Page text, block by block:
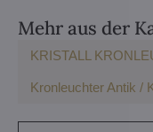
Mehr aus der
KRISTALL
Kronleuchter Antik /